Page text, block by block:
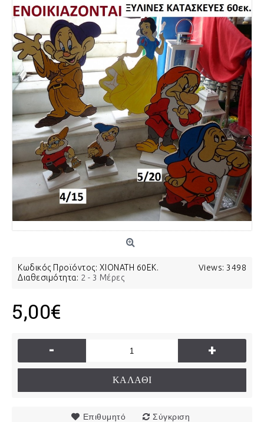
Views: 3498
Κωδικός Προϊόντος: ΧΙΟΝΑΤΗ 60ΕΚ.
Διαθεσιμότητα: 2 - 3 Μέρες
5,00€
- +
ΚΑΛΆΘΙ
Επιθυμητό Σύγκριση